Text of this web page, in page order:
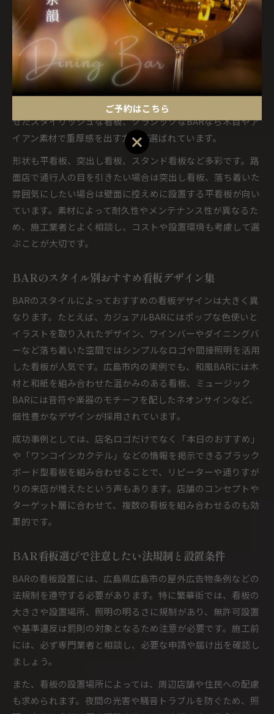
コンセプトに合うBAR看板素材と形状の比較
BARの看板素材や形状は、店舗のコンセプトや設置場所によ
って最適なものが異なります。広島市内でよく使われるの
は、アクリルやアルミ複合板、木製、金属製、ネオン管など
です。例えば、現代的なBARならアクリルやLEDを組み合わ
せたスタイリッシュな看板、クラシックなBARなら木目やア
イアン素材で重厚感を出す方法が選ばれています。
形状も平看板、突出し看板、スタンド看板など多彩です。路
面店で通行人の目を引きたい場合は突出し看板、落ち着いた
雰囲気にしたい場合は壁面に控えめに設置する平看板が向い
ています。素材によって耐久性やメンテナンス性が異なるた
め、施工業者とよく相談し、コストや設置環境も考慮して選
ぶことが大切です。
BARのスタイル別おすすめ看板デザイン集
BARのスタイルによっておすすめの看板デザインは大きく異
なります。たとえば、カジュアルBARにはポップな色使いと
イラストを取り入れたデザイン、ワインバーやダイニングバ
ーなど落ち着いた空間ではシンプルなロゴや間接照明を活用
した看板が人気です。広島市内の実例でも、和風BARには木
材と和紙を組み合わせた温かみのある看板、ミュージック
BARには音符や楽器のモチーフを配したネオンサインなど、
個性豊かなデザインが採用されています。
成功事例としては、店名ロゴだけでなく「本日のおすすめ」
や「ワンコインカクテル」などの情報を掲示できるブラック
ボード型看板を組み合わせることで、リピーターや通りすが
りの来店が増えたという声もあります。店舗のコンセプトや
ターゲット層に合わせて、複数の看板を組み合わせるのも効
果的です。
BAR看板選びで注意したい法規制と設置条件
BARの看板設置には、広島県広島市の屋外広告物条例などの
法規制を遵守する必要があります。特に繁華街では、看板の
大きさや設置場所、照明の明るさに規制があり、無許可設置
や基準違反は罰則の対象となるため注意が必要です。施工前
には、必ず専門業者と相談し、必要な申請や届け出を確認し
ましょう。
また、看板の設置場所によっては、周辺店舗や住民への配慮
も求められます。夜間の光害や騒音トラブルを防ぐため、照
ご予約はこちら
ご予約はこちら